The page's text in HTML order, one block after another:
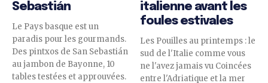
Sebastián
Le Pays basque est un
paradis pour les gourmands.
Des pintxos de San Sebastián
au jambon de Bayonne, 10
tables testées et approuvées.
italienne avant les
foules estivales
Les Pouilles au printemps : le
sud de l'Italie comme vous
ne l'avez jamais vu Coincées
entre l'Adriatique et la mer